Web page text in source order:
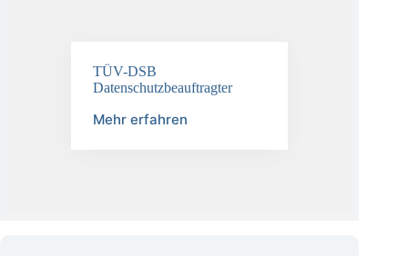
TÜV-DSB
Datenschutzbeauftragter
Mehr erfahren